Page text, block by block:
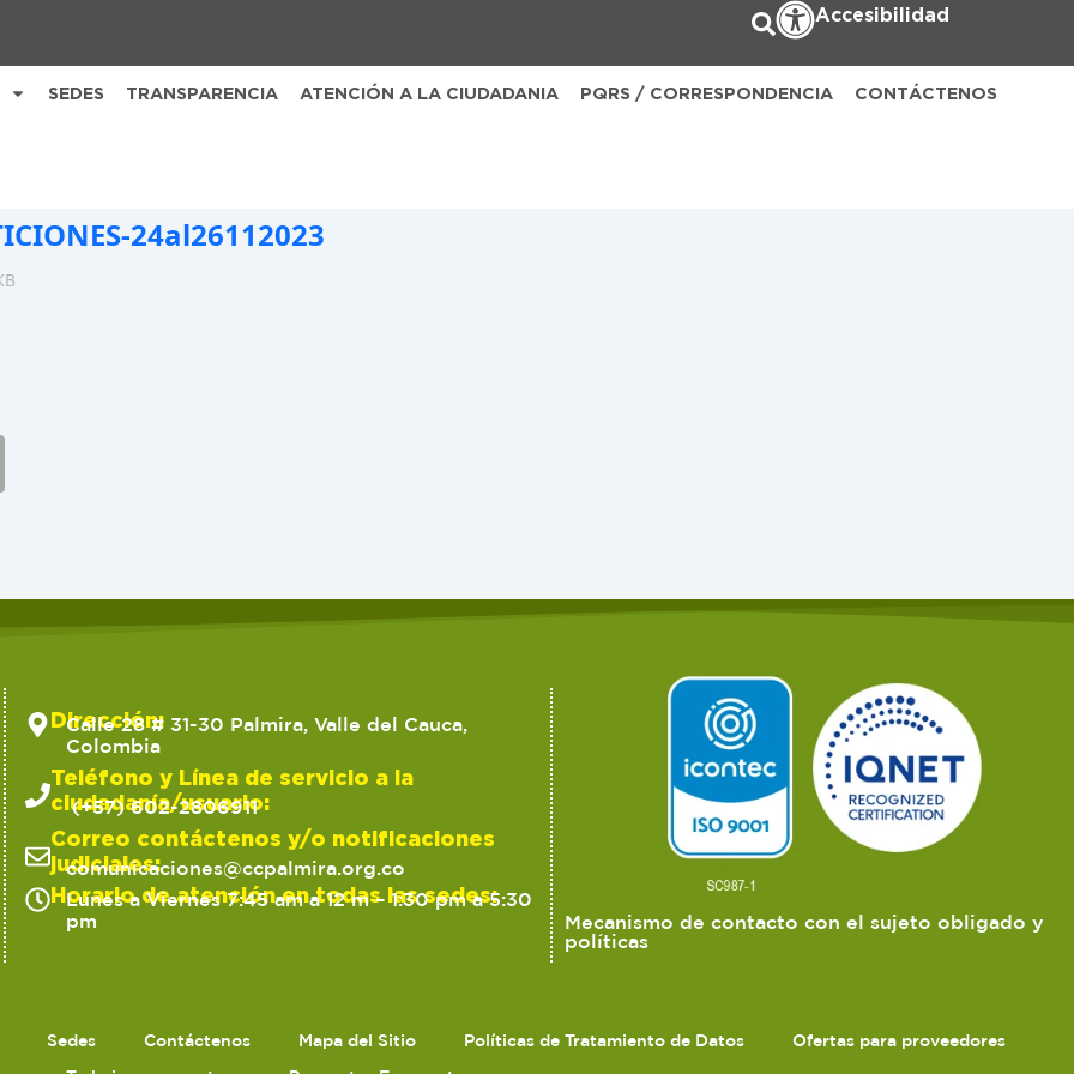
Accesibilidad
SEDES TRANSPARENCIA ATENCIÓN A LA CIUDADANIA PQRS / CORRESPONDENCIA CONTÁCTENOS
24al26112023
Dirección:
Calle 28 # 31-30 Palmira, Valle del Cauca,
Colombia
Teléfono y Línea de servicio a la
ciudadanía/usuario:
(+57) 602-2806911
Correo contáctenos y/o notificaciones
judiciales:
comunicaciones@ccpalmira.org.co
Horario de atención en todas las sedes:
Lunes a Viernes 7:45 am a 12 m – 1:30 pm a 5:30
pm
Mecanismo de contacto con el sujeto obligado y
políticas
Sedes Contáctenos Mapa del Sitio Políticas de Tratamiento de Datos
Ofertas para proveedores